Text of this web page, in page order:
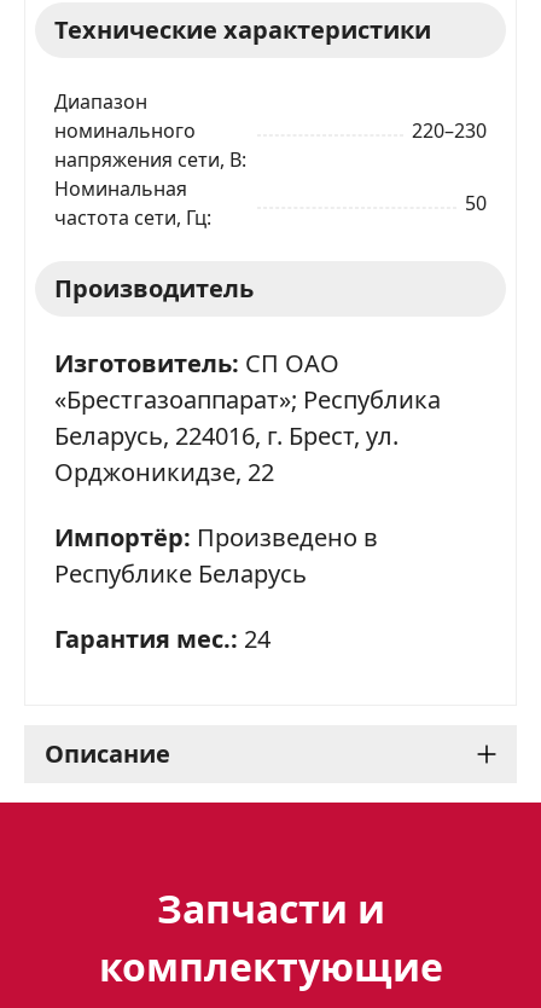
Технические характеристики
Диапазон
номинального
напряжения сети, В
220–230
Номинальная
частота сети, Гц
50
Производитель
Изготовитель: СП ОАО
«Брестгазоаппарат»; Республика
Беларусь, 224016, г. Брест, ул.
Орджоникидзе, 22
Импортёр: Произведено в
Республике Беларусь
Гарантия мес.: 24
Описание
функциональная
помощница на вашей
Запчасти и
комплектующие